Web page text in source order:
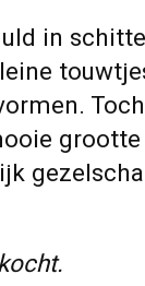
in